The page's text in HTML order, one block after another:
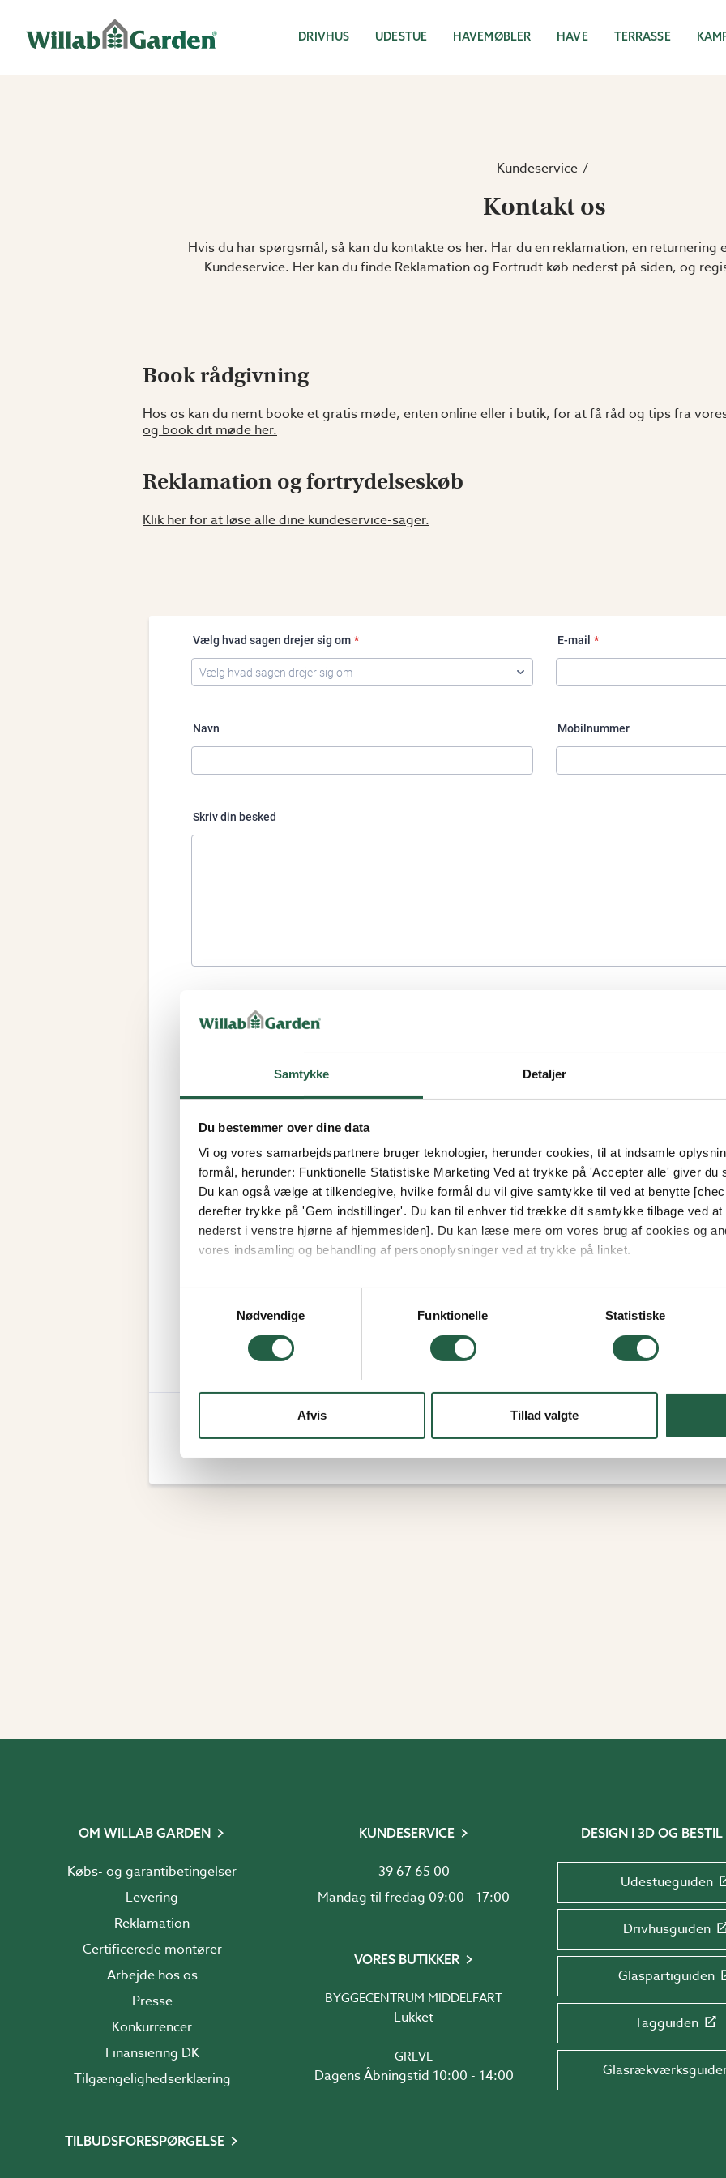
Samtykke Detaljer
Du bestemmer over dine data
Vi og vores samarbejdspartnere bruger teknologier, herunder cookies, til at indsamle
formål, herunder: Funktionelle Statistiske Marketing Ved at trykke på 'Accepter alle' giver
Du kan også vælge at tilkendegive, hvilke formål du vil give samtykke til ved at benytte
derefter trykke på 'Gem indstillinger'. Du kan til enhver tid trække dit samtykke tilbage ved
nederst i venstre hjørne af hjemmesiden]. Du kan læse mere om vores brug af cookies og
vores indsamling og behandling af personoplysninger ved at trykke på linket.
Få flere oplysninger om, hvordan Google behandler personlige oplysninger
Nødvendige
Funktionelle Statistiske
Afvis Tillad valgte
DRIVHUS UDESTUE HAVEMØBLER HAVE TERRASSE
Kundeservice
Kontakt os
Hvis du har spørgsmål, så kan du kontakte os her. Har du en reklamation, en
Kundeservice. Her kan du finde Reklamation og Fortrudt køb nederst på siden, og
Book rådgivning
Hos os kan du nemt booke et gratis møde, enten online eller i butik, for at få råd og tips fra
og book dit møde her.
Reklamation og fortrydelseskøb
Klik her for at løse alle dine kundeservice-sager.
OM WILLAB GARDEN
Købs- og garantibetingelser
Levering
Reklamation
Certificerede montører
Arbejde hos os
Presse
Konkurrencer
Finansiering DK
Tilgængelighedserklæring
TILBUDSFORESPØRGELSE
KUNDESERVICE
39 67 65 00
Mandag til fredag 09:00 - 17:00
VORES BUTIKKER
BYGGECENTRUM MIDDELFART
Lukket
GREVE
Dagens Åbningstid 10:00 - 14:00
DESIGN I 3D OG BESTIL
Udestueguiden
Drivhusguiden
Glaspartiguiden
Tagguiden